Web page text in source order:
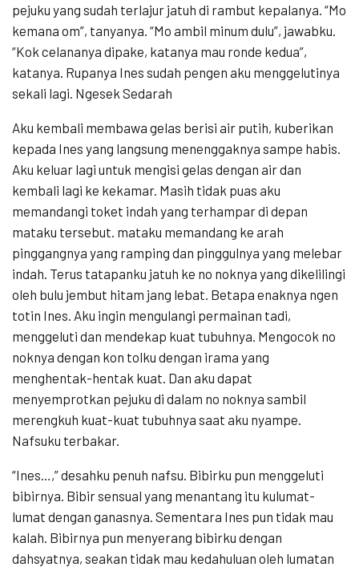
pejuku yang sudah terlajur jatuh di rambut kepalanya. “Mo
kemana om”, tanyanya. “Mo ambil minum dulu”, jawabku.
“Kok celananya dipake, katanya mau ronde kedua”,
katanya. Rupanya Ines sudah pengen aku menggelutinya
sekali lagi. Ngesek Sedarah
Aku kembali membawa gelas berisi air putih, kuberikan
kepada Ines yang langsung menenggaknya sampe habis.
Aku keluar lagi untuk mengisi gelas dengan air dan
kembali lagi ke kekamar. Masih tidak puas aku
memandangi toket indah yang terhampar di depan
mataku tersebut. mataku memandang ke arah
pinggangnya yang ramping dan pinggulnya yang melebar
indah. Terus tatapanku jatuh ke no noknya yang dikelilingi
oleh bulu jembut hitam jang lebat. Betapa enaknya ngen
totin Ines. Aku ingin mengulangi permainan tadi,
menggeluti dan mendekap kuat tubuhnya. Mengocok no
noknya dengan kon tolku dengan irama yang
menghentak-hentak kuat. Dan aku dapat
menyemprotkan pejuku di dalam no noknya sambil
merengkuh kuat-kuat tubuhnya saat aku nyampe.
Nafsuku terbakar.
“Ines…,” desahku penuh nafsu. Bibirku pun menggeluti
bibirnya. Bibir sensual yang menantang itu kulumat-
lumat dengan ganasnya. Sementara Ines pun tidak mau
kalah. Bibirnya pun menyerang bibirku dengan
dahsyatnya, seakan tidak mau kedahuluan oleh lumatan